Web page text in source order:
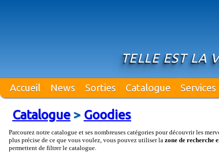
TELLE EST LA
Accueil News Sorties Catalogue Services
Catalogue> Goodies
Parcourez notre catalogue et ses nombreuses catégories pour découvrir les
plus précise de ce que vous voulez, vous pouvez utiliser la zone de recherche
permettent de filtrer le catalogue.